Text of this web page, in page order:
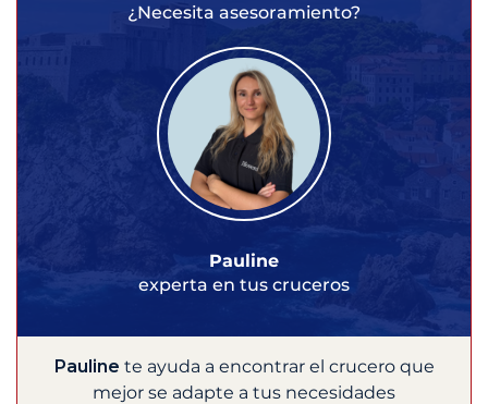
¿Necesita asesoramiento?
Pauline
experta en tus cruceros
Pauline te ayuda a encontrar el crucero que
mejor se adapte a tus necesidades